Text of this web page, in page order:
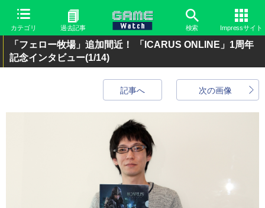
カテゴリ 過去記事 検索 Impressサイト
「フェロー牧場」追加間近！ 「ICARUS ONLINE」1周年
記念インタビュー(1/14)
次の画像
記事へ